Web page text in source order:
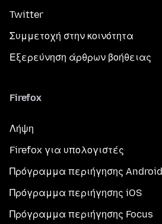
Twitter
Συμμετοχή στην κοινότητα
Εξερεύνηση άρθρων βοήθειας
Firefox
Λήψη
Firefox για υπολογιστές
Πρόγραμμα περιήγησης Android
Πρόγραμμα περιήγησης iOS
Πρόγραμμα περιήγησης Focus